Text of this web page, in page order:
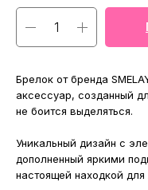
Брелок от бренда
аксессуар, созданный
не боится выделяться.
Уникальный дизайн с
дополненный яркими
настоящей находкой